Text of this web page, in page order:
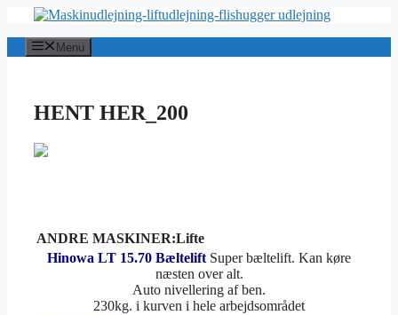
indhold
Menu
HENT HER_200
ANDRE MASKINER:Lifte
Hinowa LT 15.70 Bæltelift Super bæltelift. Kan køre
næsten over alt.
Auto nivellering af ben.
230kg. i kurven i hele arbejdsområdet